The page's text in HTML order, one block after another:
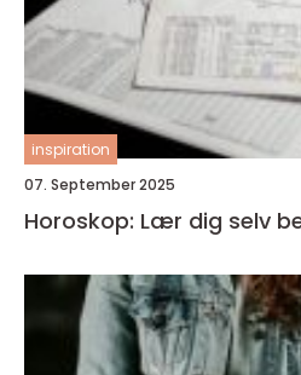
inspiration
07. September 2025
Horoskop: Lær dig selv